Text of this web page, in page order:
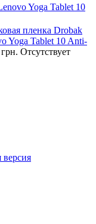
Yoga Tablet 10
пленка Drobak
Yoga Tablet 10 Anti-
Отсутствует